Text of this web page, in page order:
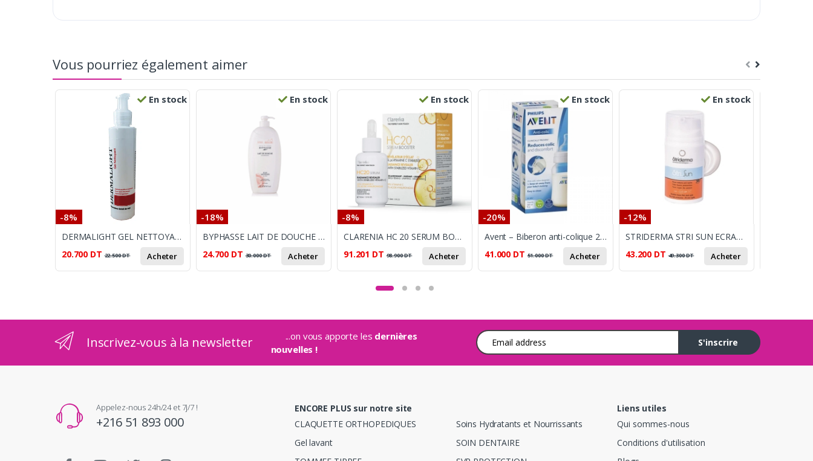
Vous pourriez également aimer
En stock
-8%
DERMALIGHT GEL NETTOYANT 150ML
20.700 DT 22.500DT Acheter
En stock
-18%
BYPHASSE LAIT DE DOUCHE 2L ROSE MUSQUEE
24.700 DT 30.000DT Acheter
En stock
-8%
CLARENIA HC 20 SERUM BOOSTER 30ML
91.201 DT 98.900DT Acheter
En stock
-20%
Avent – Biberon anti-colique 260 ml (1 mois +)
41.000 DT 51.000DT Acheter
En stock
-12%
STRIDERMA STRI SUN ECRAN INVISIBLE ANTI TACHE SPF50+ 50 ML
43.200 DT 49.300DT Acheter
Inscrivez-vous à la newsletter ...on vous apporte les dernières
nouvelles !
Adresse e-mail
S'inscrire
Appelez-nous 24h/24 et 7j/7 !
+216 51 893 000
ENCORE PLUS sur notre site
CLAQUETTE ORTHOPEDIQUES
Gel lavant
Soins Hydratants et Nourrissants
SOIN DENTAIRE
Liens utiles
Qui sommes-nous
Conditions d'utilisation